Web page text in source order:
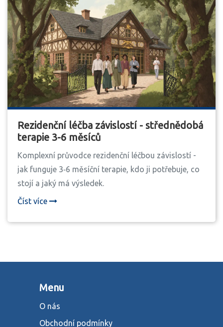
Rezidenční léčba závislostí - střednědobá
terapie 3-6 měsíců
Komplexní průvodce rezidenční léčbou závislostí -
jak funguje 3‑6 měsíční terapie, kdo ji potřebuje, co
stojí a jaký má výsledek.
Číst více
Menu
O nás
Obchodní podmínky